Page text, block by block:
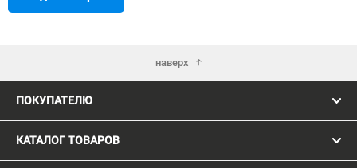
наверх
ПОКУПАТЕЛЮ
КАТАЛОГ ТОВАРОВ